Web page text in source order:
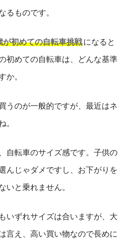
るものです。
が初めての自転車挑戦になると
初めての自転車は、どんな基準
か。
うのが一般的ですが、最近はネ
。
自転車のサイズ感です。子供の
んじゃダメですし、お下がりを
いと乗れません。
いずれサイズは合いますが、大
言え、高い買い物なので長めに